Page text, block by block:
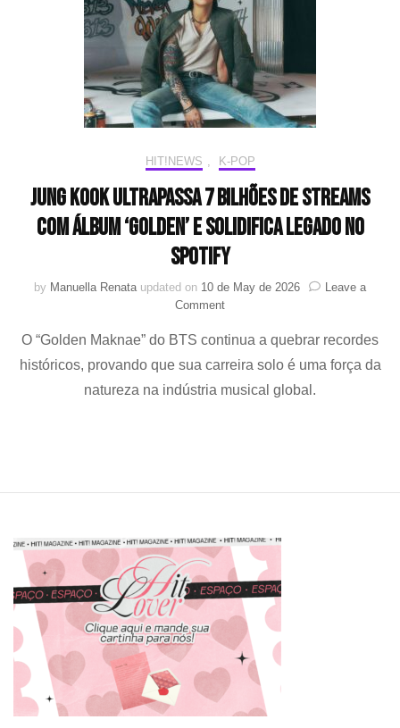
HIT!NEWS K-POP
Jung Kook ultrapassa 7 bilhões de streams
com álbum ‘Golden’ e solidifica legado no
Spotify
by Manuella Renata updated on 10 de May de 2026
Leave a
Commenton
Kook
ultrapassa
bilhões
legado
no
Spotify
O “Golden Maknae” do BTS continua a quebrar recordes
históricos, provando que sua carreira solo é uma força da
natureza na indústria musical global.